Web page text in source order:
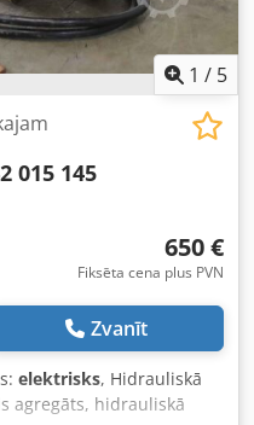
1 / 5
015 145
650 €
Fiksēta cena plus PVN
Zvanīt
elektrisks, Hidrauliskā
agregāts, hidrauliskā